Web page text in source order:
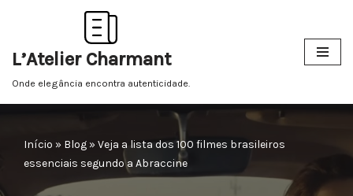
para
o
L’Atelier Charmant
Onde elegância encontra autenticidade.
Início » Blog » Veja a lista dos 100 filmes brasileiros
essenciais segundo a Abraccine